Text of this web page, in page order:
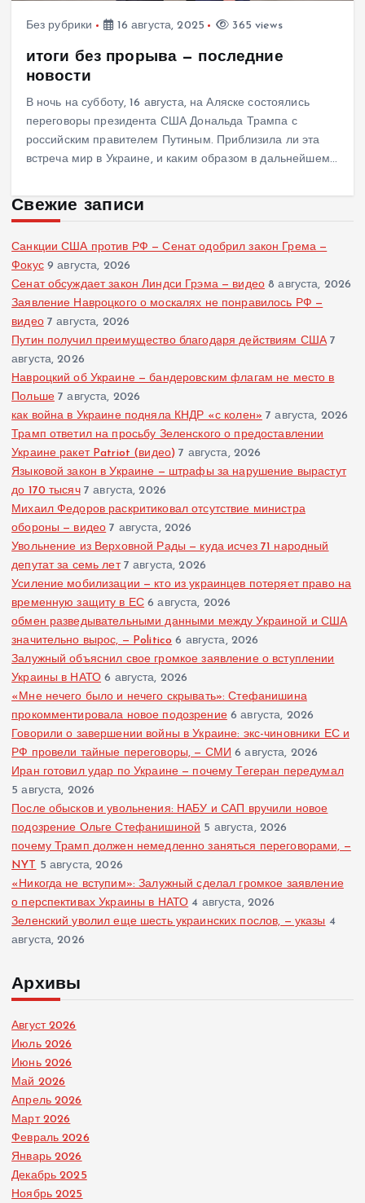
Без рубрики 16 августа, 2025 365 views
итоги без прорыва — последние
новости
В ночь на субботу, 16 августа, на Аляске состоялись
переговоры президента США Дональда Трампа с
российским правителем Путиным. Приблизила ли эта
встреча мир в Украине, и каким образом в дальнейшем…
Свежие записи
Санкции США против РФ — Сенат одобрил закон Грема —
Фокус 9 августа, 2026
Сенат обсуждает закон Линдси Грэма — видео 8 августа, 2026
Заявление Навроцкого о москалях не понравилось РФ —
видео 7 августа, 2026
Путин получил преимущество благодаря действиям США 7
августа, 2026
Навроцкий об Украине — бандеровским флагам не место в
Польше 7 августа, 2026
как война в Украине подняла КНДР «с колен» 7 августа, 2026
Трамп ответил на просьбу Зеленского о предоставлении
Украине ракет Patriot (видео) 7 августа, 2026
Языковой закон в Украине — штрафы за нарушение вырастут
до 170 тысяч 7 августа, 2026
Михаил Федоров раскритиковал отсутствие министра
обороны — видео 7 августа, 2026
Увольнение из Верховной Рады — куда исчез 71 народный
депутат за семь лет 7 августа, 2026
Усиление мобилизации — кто из украинцев потеряет право на
временную защиту в ЕС 6 августа, 2026
обмен разведывательными данными между Украиной и США
значительно вырос, — Politico 6 августа, 2026
Залужный объяснил свое громкое заявление о вступлении
Украины в НАТО 6 августа, 2026
«Мне нечего было и нечего скрывать»: Стефанишина
прокомментировала новое подозрение 6 августа, 2026
Говорили о завершении войны в Украине: экс-чиновники ЕС и
РФ провели тайные переговоры, — СМИ 6 августа, 2026
Иран готовил удар по Украине — почему Тегеран передумал
5 августа, 2026
После обысков и увольнения: НАБУ и САП вручили новое
подозрение Ольге Стефанишиной 5 августа, 2026
почему Трамп должен немедленно заняться переговорами, —
NYT 5 августа, 2026
«Никогда не вступим»: Залужный сделал громкое заявление
о перспективах Украины в НАТО 4 августа, 2026
Зеленский уволил еще шесть украинских послов, — указы 4
августа, 2026
Архивы
Август 2026
Июль 2026
Июнь 2026
Май 2026
Апрель 2026
Март 2026
Февраль 2026
Январь 2026
Декабрь 2025
Ноябрь 2025